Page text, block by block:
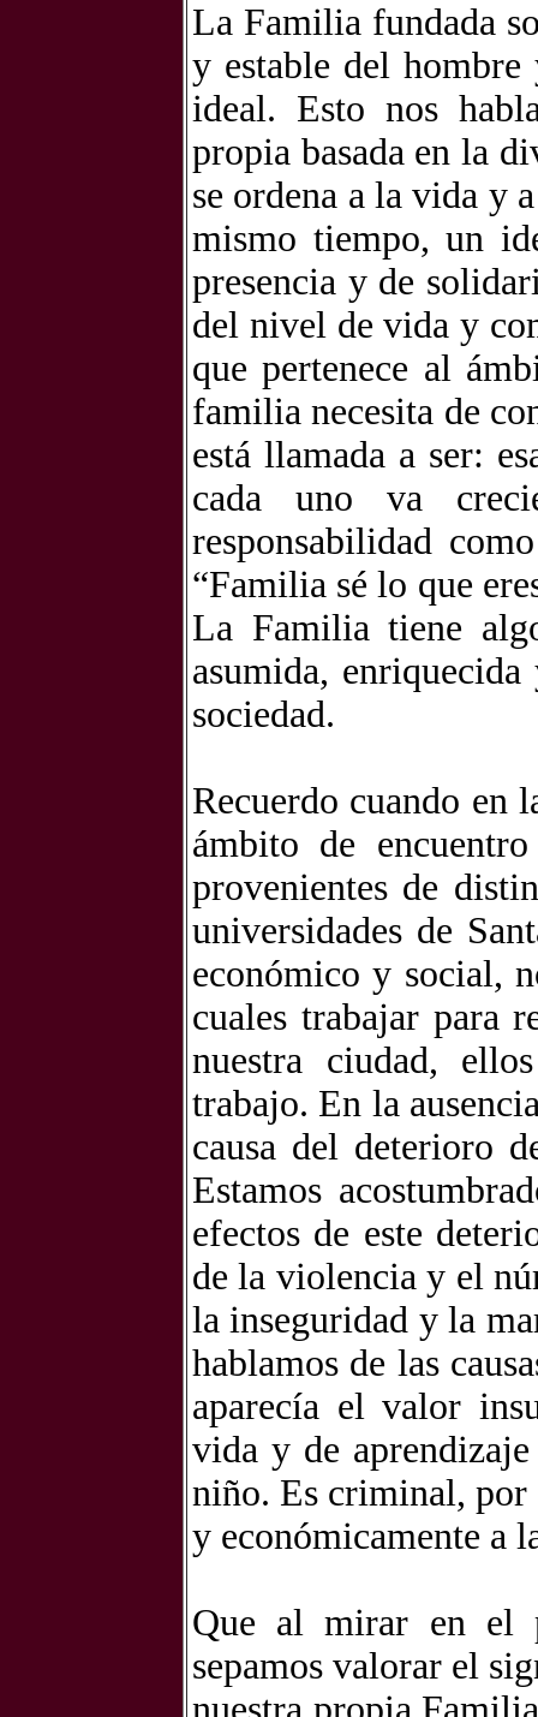
La Familia fundada
y estable del hombre
ideal. Esto nos
propia basada en la
se ordena a la vida y
mismo tiempo, un
presencia y de
del nivel de vida y
que pertenece al
familia necesita de
está llamada a ser:
cada uno va
responsabilidad
“Familia sé lo que
La Familia tiene
asumida,
sociedad.
Recuerdo cuando en
ámbito de
provenientes de
universidades de
económico y social,
cuales trabajar para
nuestra ciudad,
trabajo. En la
causa del deterioro
Estamos
efectos de este
de la violencia y el
la inseguridad y la
hablamos de las
aparecía el valor
vida y de
niño. Es criminal, por
y económicamente a
Que al mirar en el
sepamos valorar el